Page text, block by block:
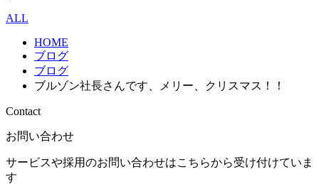
ALL
HOME
ブログ
ブログ
ブルゾン社長さんです、メリー、クリスマス！！
Contact
お問い合わせ
サービスや採用のお問い合わせはこちらから受け付けていま
す